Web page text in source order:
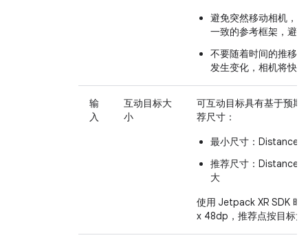
避免突然移动相机，
一致的参考框架，避
不要随着时间的推移
发生变化，相机将快
输
入
互动目标大
小
可互动目标具有基于预期
荐尺寸：
最小尺寸：
推荐尺寸：
大
使用 Jetpack XR SDK 时
x 48dp，推荐点按目标